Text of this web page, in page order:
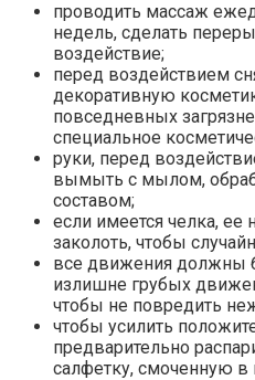
проводить массаж
недель, сделать
воздействие;
перед воздействием
декоративную
повседневных
специальное
руки, перед
вымыть с мылом,
составом;
если имеется челка, ее
заколоть, чтобы
все движения должны
излишне грубых
чтобы не повредить
чтобы усилить
предварительно
салфетку, смоченную в